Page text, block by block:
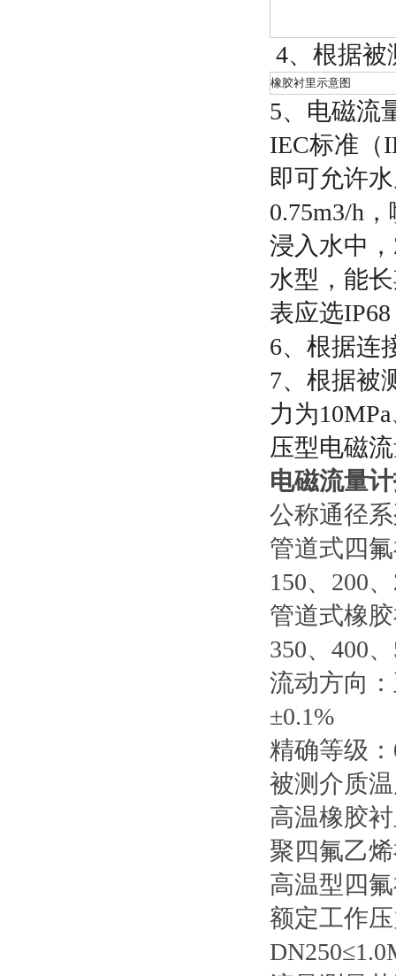
4、根据
橡胶衬里示意图
5、电磁流
IEC标准
即可允许
0.75m3/h
浸入水中
水型，能
表应选IP68
6、根据连
7、根据被
力为10MPa
压型电磁
电磁流量
公称通径
管道式四
150、200
管道式橡
350、400
流动方向
±0.1%
精确等级
被测介质
高温橡胶
聚四氟乙
高温型四
额定工作